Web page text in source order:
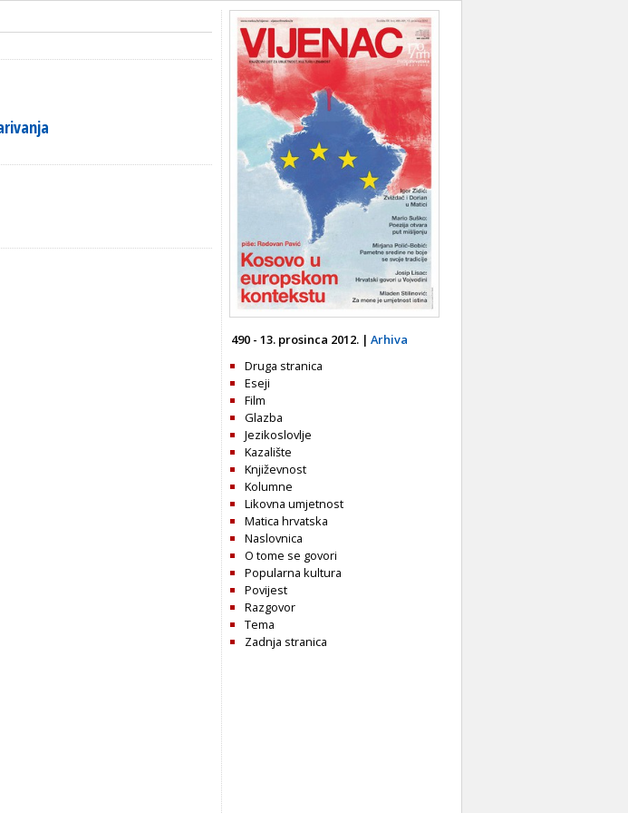
490 - 13. prosinca 2012. | Arhiva
Druga stranica
Eseji
Film
Glazba
Jezikoslovlje
Kazalište
Književnost
Kolumne
Likovna umjetnost
Matica hrvatska
Naslovnica
O tome se govori
Popularna kultura
Povijest
Razgovor
Tema
Zadnja stranica